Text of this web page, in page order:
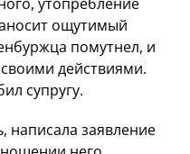
ощутимый
помутнел, и
действиями.
супругу.
заявление